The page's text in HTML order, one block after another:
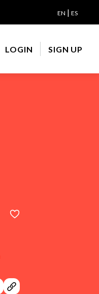
EN | ES
LOGIN SIGN UP